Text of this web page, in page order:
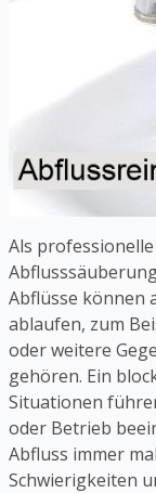
Als
Abflüsse können
ablaufen, zum
oder weitere
gehören. Ein
Situationen
oder Betrieb
Abfluss immer
Schwierigkeiten